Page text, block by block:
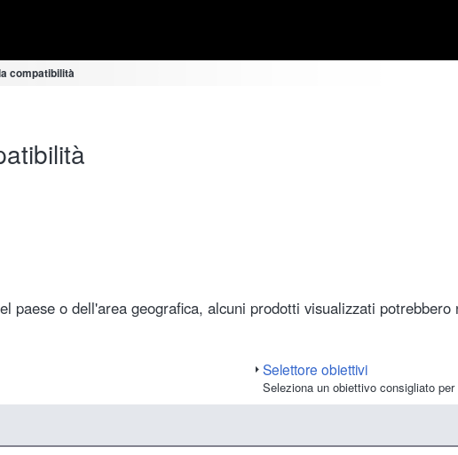
compatibilità
paese o dell'area geografica, alcuni prodotti visualizzati potrebbero
Selettore obiettivi
Seleziona un obiettivo consigliato